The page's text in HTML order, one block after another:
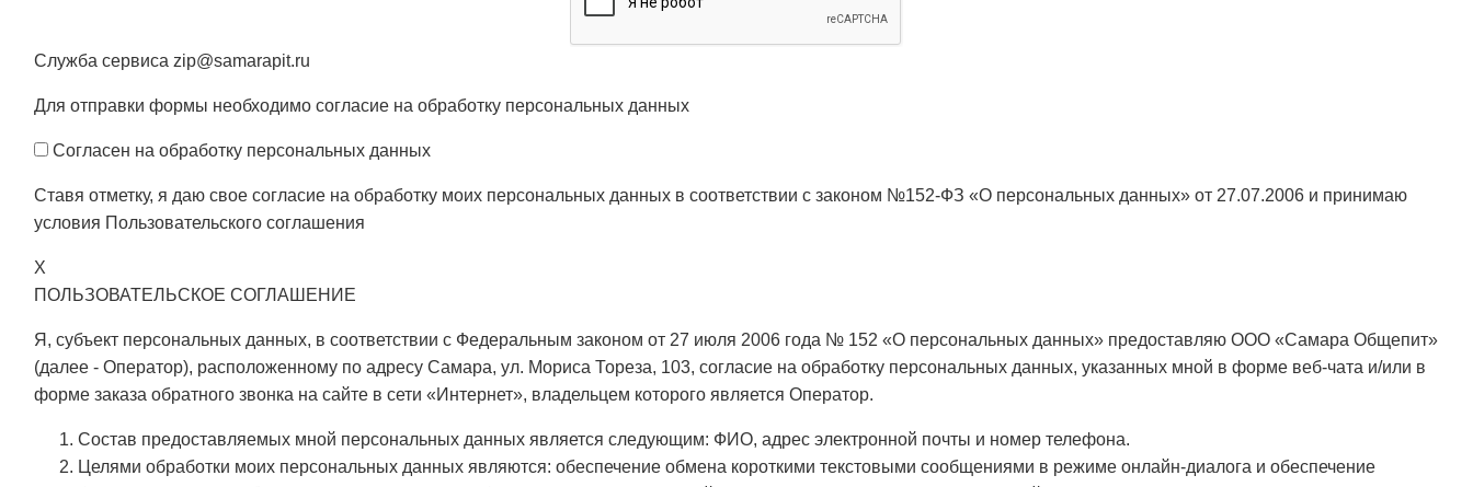
Служба сервиса zip@samarapit.ru
Для отправки формы необходимо согласие на обработку персональных данных
Согласен на обработку персональных данных
Ставя отметку, я даю свое согласие на обработку моих персональных данных в соответствии с законом №152-ФЗ «О персональных данных» от 27.07.2006 и принимаю
условия Пользовательского соглашения
X
ПОЛЬЗОВАТЕЛЬСКОЕ СОГЛАШЕНИЕ
Я, субъект персональных данных, в соответствии с Федеральным законом от 27 июля 2006 года № 152 «О персональных данных» предоставляю ООО «Самара Общепит»
(далее - Оператор), расположенному по адресу Самара, ул. Мориса Тореза, 103, согласие на обработку персональных данных, указанных мной в форме веб-чата и/или в
форме заказа обратного звонка на сайте в сети «Интернет», владельцем которого является Оператор.
Состав предоставляемых мной персональных данных является следующим: ФИО, адрес электронной почты и номер телефона.
Целями обработки моих персональных данных являются: обеспечение обмена короткими текстовыми сообщениями в режиме онлайн-диалога и обеспечение